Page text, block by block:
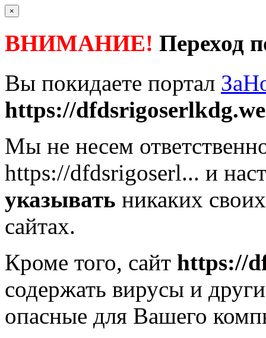
×
ВНИМАНИЕ! Переход
Вы покидаете портал
https://
Мы не несем
https://dfdsrigoserl... и
указывать никаких
сайтах.
Кроме того, сайт https://
содержать вирусы и
опасные для Вашего